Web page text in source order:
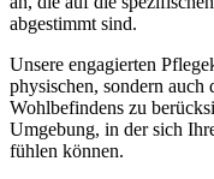
abgestimmt sind.
Unsere engagierten
physischen, sondern auch
Wohlbefindens zu
Umgebung, in der sich
fühlen können.